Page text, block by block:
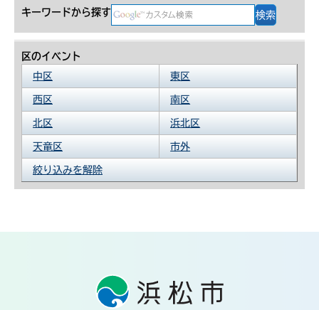
キーワードから探す
区のイベント
中区
東区
西区 南区
北区 浜北区
天竜区 市外
絞り込みを解除